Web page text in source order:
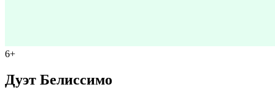
6+
Дуэт Белиссимо